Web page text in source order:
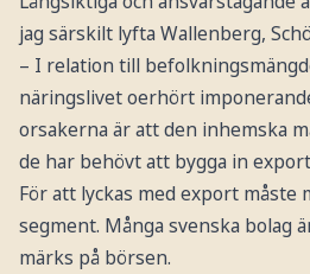
jag särskilt lyfta Wallenberg,
– I relation till
näringslivet oerhört
orsakerna är att den inhemska
de har behövt att bygga in
För att lyckas med export måste
segment. Många svenska bolag
märks på börsen.